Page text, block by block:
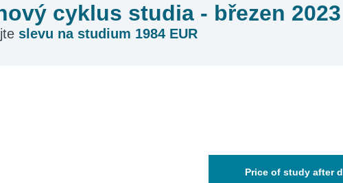
cyklus studia - březen 2023
slevu na studium 1984 EUR
Price of study after